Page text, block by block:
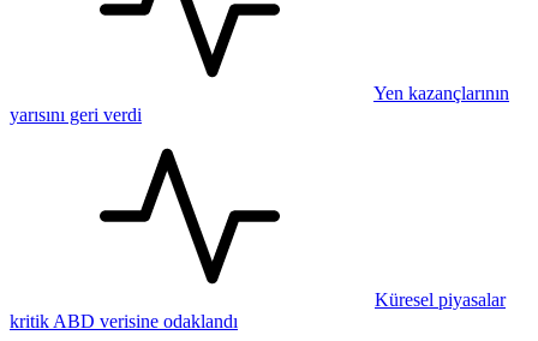
Yen kazançlarının
yarısını geri verdi
Küresel piyasalar
kritik ABD verisine odaklandı